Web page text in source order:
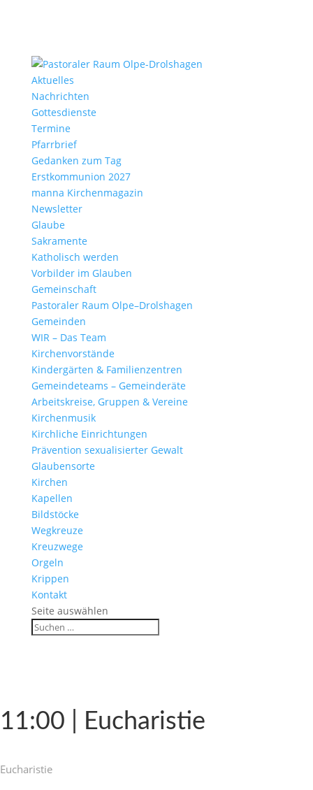
Aktu­elles
Nach­richten
Gottes­dienste
Termine
Pfarr­brief
Gedanken zum Tag
Erst­kom­mu­nion 2027
manna Kirchen­ma­gazin
News­letter
Glaube
Sakra­mente
Katho­lisch werden
Vorbilder im Glauben
Gemein­schaft
Pasto­raler Raum Olpe–Drolshagen
Gemeinden
WIR – Das Team
Kirchen­vor­stände
Kinder­gärten & Familienzentren
Gemein­de­teams – Gemeinderäte
Arbeits­kreise, Gruppen & Vereine
Kirchen­musik
Kirch­liche Einrichtungen
Präven­tion sexua­li­sierter Gewalt
Glau­ben­s­orte
Kirchen
Kapellen
Bild­stöcke
Wegkreuze
Kreuz­wege
Orgeln
Krippen
Kontakt
Seite auswählen
11:00 | Eucharistie
Eucha­ristie